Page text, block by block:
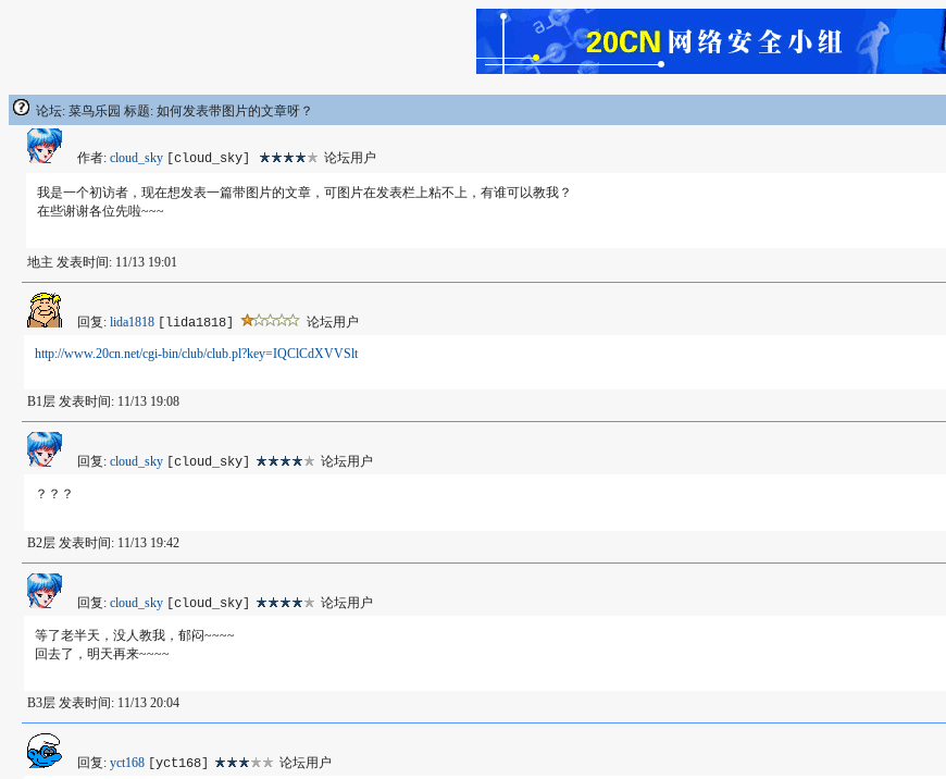
论坛: 菜鸟乐园 标题: 如何发表带图片的文章呀？
作者: cloud_sky [cloud_sky] 论坛用户
我是一个初访者，现在想发表一篇带图片的文章，可图片在发表栏上粘不上，有谁可以教我？
在些谢谢各位先啦~~~
地主 发表时间: 11/13 19:01
回复: lida1818 [lida1818] 论坛用户
http://www.20cn.net/cgi-bin/club/club.pl?key=IQClCdXVVSlt
B1层 发表时间: 11/13 19:08
回复: cloud_sky [cloud_sky] 论坛用户
？？？
B2层 发表时间: 11/13 19:42
回复: cloud_sky [cloud_sky] 论坛用户
等了老半天，没人教我，郁闷~~~~
回去了，明天再来~~~~
B3层 发表时间: 11/13 20:04
回复: yct168 [yct168] 论坛用户